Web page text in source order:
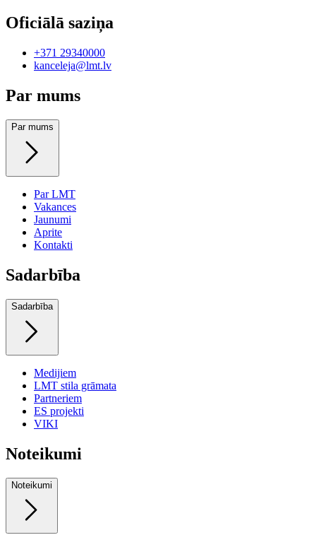
Oficiālā saziņa
+371 29340000
kanceleja@lmt.lv
Par mums
Par mums
Par LMT
Vakances
Jaunumi
Aprite
Kontakti
Sadarbība
Sadarbība
Medijiem
LMT stila grāmata
Partneriem
ES projekti
VIKI
Noteikumi
Noteikumi